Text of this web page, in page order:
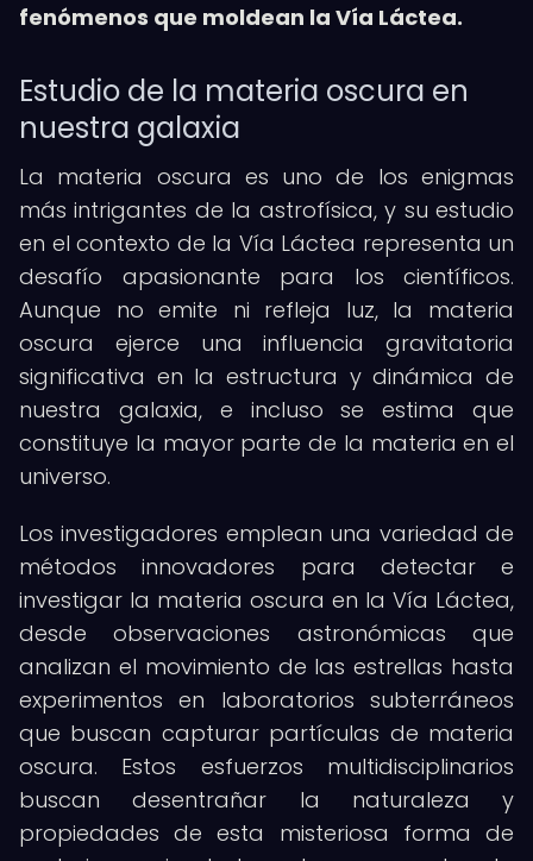
fenómenos que moldean la Vía Láctea.
Estudio de la materia oscura en
nuestra galaxia
La materia oscura es uno de los enigmas
más intrigantes de la astrofísica, y su estudio
en el contexto de la Vía Láctea representa un
desafío apasionante para los científicos.
Aunque no emite ni refleja luz, la materia
oscura ejerce una influencia gravitatoria
significativa en la estructura y dinámica de
nuestra galaxia, e incluso se estima que
constituye la mayor parte de la materia en el
universo.
Los investigadores emplean una variedad de
métodos innovadores para detectar e
investigar la materia oscura en la Vía Láctea,
desde observaciones astronómicas que
analizan el movimiento de las estrellas hasta
experimentos en laboratorios subterráneos
que buscan capturar partículas de materia
oscura. Estos esfuerzos multidisciplinarios
buscan desentrañar la naturaleza y
propiedades de esta misteriosa forma de